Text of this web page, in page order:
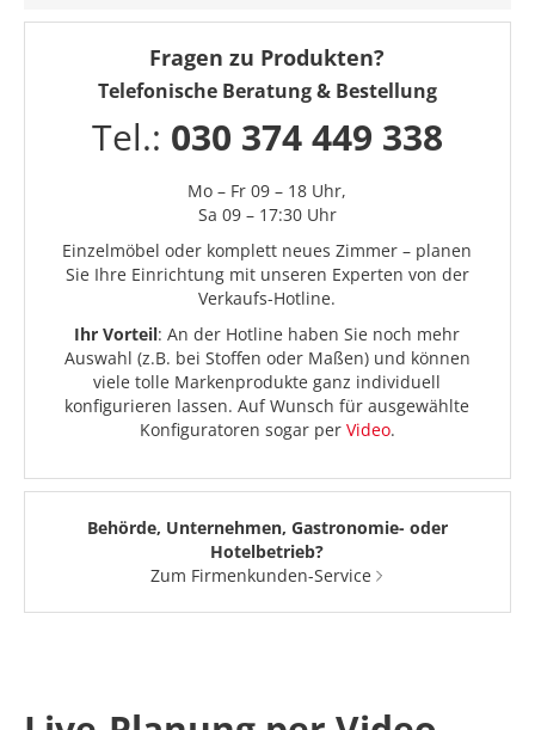
Fragen zu Produkten?
Telefonische Beratung & Bestellung
Tel.: 030 374 449 338
Mo – Fr 09 – 18 Uhr,
Sa 09 – 17:30 Uhr
Einzelmöbel oder komplett neues Zimmer – planen
Sie Ihre Einrichtung mit unseren Experten von der
Verkaufs-Hotline.
Ihr Vorteil: An der Hotline haben Sie noch mehr
Auswahl (z.B. bei Stoffen oder Maßen) und können
viele tolle Markenprodukte ganz individuell
konfigurieren lassen. Auf Wunsch für ausgewählte
Konfiguratoren sogar per Video.
Behörde, Unternehmen, Gastronomie- oder
Hotelbetrieb?
Zum Firmenkunden-Service